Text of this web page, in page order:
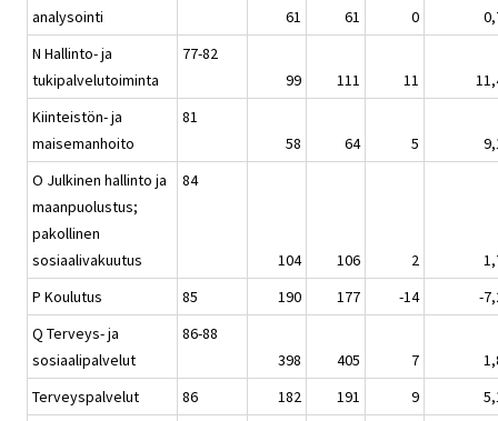
analysointi
61 61 0
N Hallinto- ja
tukipalvelutoiminta
77-82
99
111 11
Kiinteistön- ja
maisemanhoito
81
58
64 5
O Julkinen hallinto ja
maanpuolustus;
pakollinen
sosiaalivakuutus
84
104 106 2
P Koulutus
85 190 177 -14
-
Q Terveys- ja
sosiaalipalvelut
86-88
398
405 7
Terveyspalvelut
86 182 191 9